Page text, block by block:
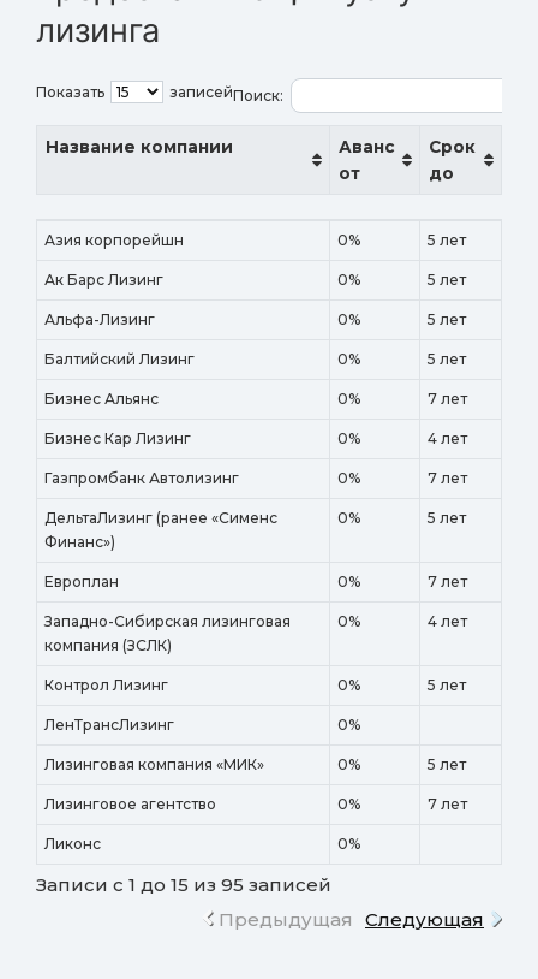
лизинга
Показать записейПоиск:
Название компании
Аванс
от
Срок
до
Название компании
Аванс
Срок
Азия корпорейшн 0% 5 лет
Ак Барс Лизинг 0% 5 лет
Альфа-Лизинг 0% 5 лет
Балтийский Лизинг 0% 5 лет
Бизнес Альянс 0% 7 лет
Бизнес Кар Лизинг 0% 4 лет
Газпромбанк Автолизинг 0% 7 лет
ДельтаЛизинг (ранее «Сименс
Финанс»)
0% 5 лет
Европлан 0% 7 лет
Западно-Сибирская лизинговая
компания (ЗСЛК)
0% 4 лет
Контрол Лизинг 0% 5 лет
ЛенТрансЛизинг 0%
Лизинговая компания «МИК» 0% 5 лет
Лизинговое агентство 0% 7 лет
Ликонс 0%
Записи с 1 до 15 из 95 записей
Предыдущая
Следующая